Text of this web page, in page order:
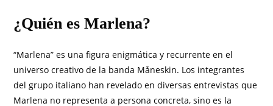
¿Quién es Marlena?
“Marlena” es una figura enigmática y recurrente en el
universo creativo de la banda Måneskin. Los integrantes
del grupo italiano han revelado en diversas entrevistas que
Marlena no representa a persona concreta, sino es la